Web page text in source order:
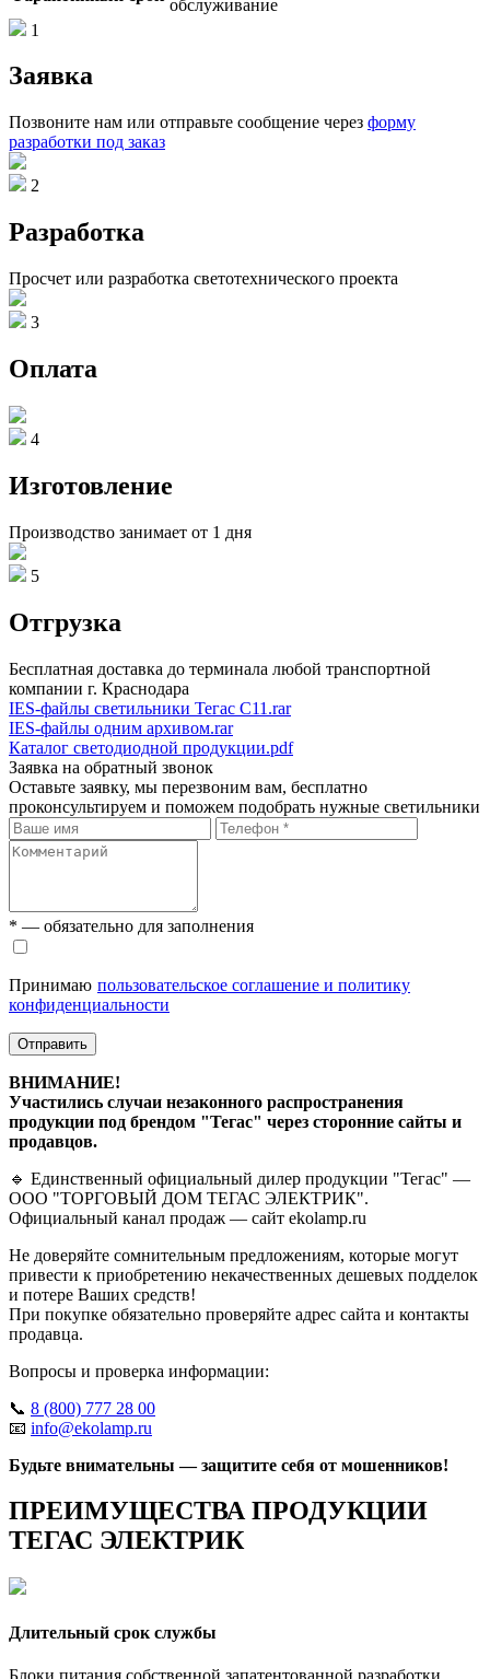
обслуживание
1
Заявка
Позвоните нам или отправьте сообщение через форму
разработки под заказ
2
Разработка
Просчет или разработка светотехнического проекта
3
Оплата
4
Изготовление
Производство занимает от 1 дня
5
Отгрузка
Бесплатная доставка до терминала любой транспортной
компании г. Краснодара
IES-файлы светильники Тегас С11.rar
IES-файлы одним архивом.rar
Каталог светодиодной продукции.pdf
Заявка на обратный звонок
Оставьте заявку, мы перезвоним вам, бесплатно
проконсультируем и поможем подобрать нужные светильники
* — обязательно для заполнения
Принимаю пользовательское соглашение и политику
конфиденциальности
Отправить
ВНИМАНИЕ!
Участились случаи незаконного распространения
продукции под брендом "Тегас" через сторонние сайты и
продавцов.
🔹 Единственный официальный дилер продукции "Тегас" —
ООО "ТОРГОВЫЙ ДОМ ТЕГАС ЭЛЕКТРИК".
Официальный канал продаж — сайт ekolamp.ru
Не доверяйте сомнительным предложениям, которые могут
привести к приобретению некачественных дешевых подделок
и потере Ваших средств!
При покупке обязательно проверяйте адрес сайта и контакты
продавца.
Вопросы и проверка информации:
📞 8 (800) 777 28 00
📧 info@ekolamp.ru
Будьте внимательны — защитите себя от мошенников!
ПРЕИМУЩЕСТВА ПРОДУКЦИИ
ТЕГАС ЭЛЕКТРИК
Длительный срок службы
Блоки питания собственной запатентованной разработки